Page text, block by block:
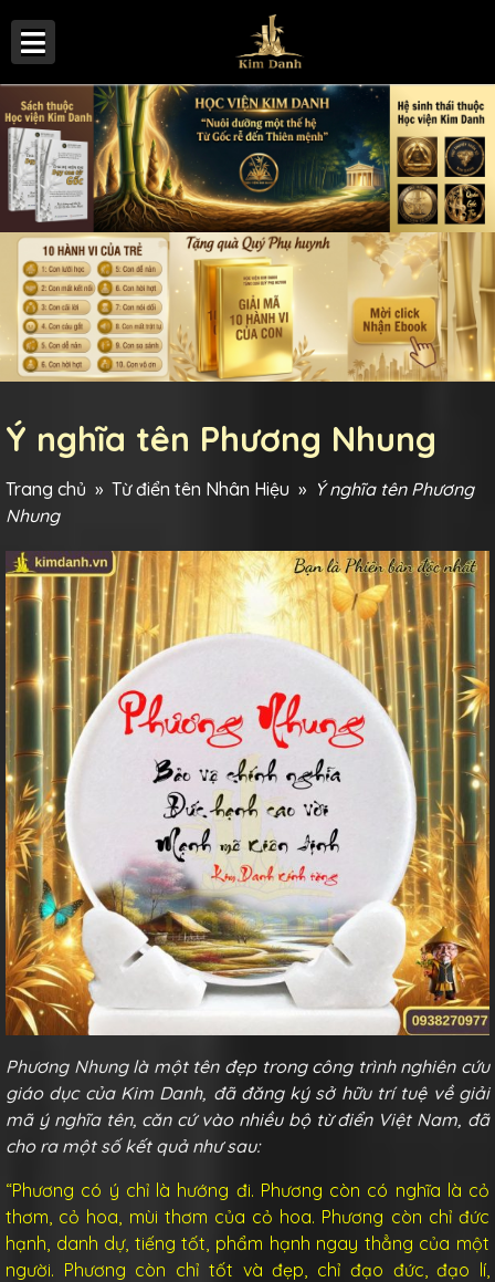
Ý nghĩa tên Phương Nhung
Trang chủ » Từ điển tên Nhân Hiệu » Ý nghĩa tên Phương
Nhung
Phương Nhung là một tên đẹp trong công trình nghiên cứu
giáo dục của Kim Danh, đã đăng ký sở hữu trí tuệ về giải
mã ý nghĩa tên, căn cứ vào nhiều bộ từ điển Việt Nam, đã
cho ra một số kết quả như sau:
“Phương có ý chỉ là hướng đi. Phương còn có nghĩa là cỏ
thơm, cỏ hoa , mùi thơm của cỏ hoa. Phương còn chỉđức
hạnh, danh dự, tiếng tốt, phẩm hạnh ngay thẳng của một
người. Phương còn chỉ tốt và đẹp , chỉ đạo đức, đạo lí